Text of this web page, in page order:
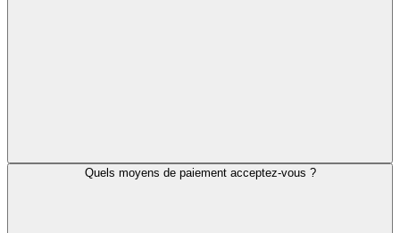
Quels moyens de paiement acceptez-vous ?